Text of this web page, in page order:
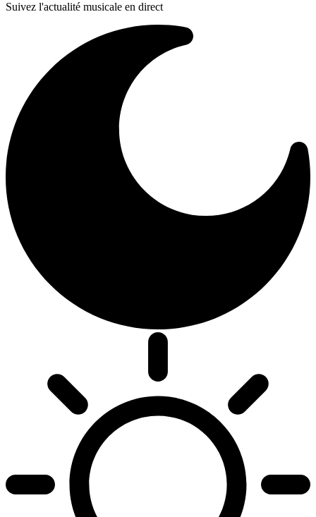
Suivez l'actualité musicale en direct